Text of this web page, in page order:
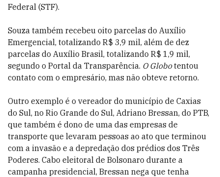
Federal (STF).
Souza também recebeu oito parcelas do Auxílio
Emergencial, totalizando R$ 3,9 mil, além de dez
parcelas do Auxílio Brasil, totalizando R$ 1,9 mil,
segundo o Portal da Transparência. O Globotentou
contato com o empresário, mas não obteve retorno.
Outro exemplo é o vereador do município de Caxias
do Sul, no Rio Grande do Sul, Adriano Bressan, do PTB,
que também é dono de uma das empresas de
transporte que levaram pessoas ao ato que terminou
com a invasão e a depredação dos prédios dos Três
Poderes. Cabo eleitoral de Bolsonaro durante a
campanha presidencial, Bressan nega que tenha